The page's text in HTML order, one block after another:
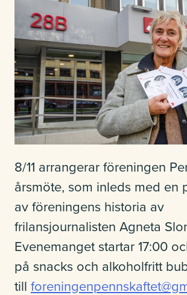
Övriga
Studerande
Kontakt
Om
8/11 arrangerar föreningen
årsmöte, som inleds med en
av föreningens historia av
frilansjournalisten Agneta
Evenemanget startar 17:00
på snacks och alkoholfritt
till